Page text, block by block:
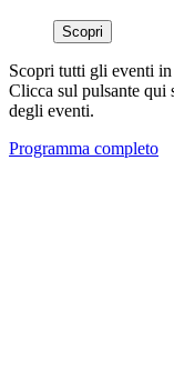
Scopri
Scopri tutti gli eventi
Clicca sul pulsante qui
degli eventi.
Programma completo